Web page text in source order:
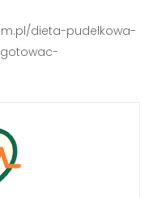
dieta-pudelkowa-